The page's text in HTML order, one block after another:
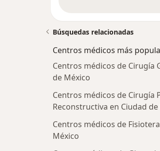
Búsquedas relacionadas
Centros médicos más
Centros médicos de Cirugía
de México
Centros médicos de Cirugía
Reconstructiva en Ciudad
Centros médicos de
México